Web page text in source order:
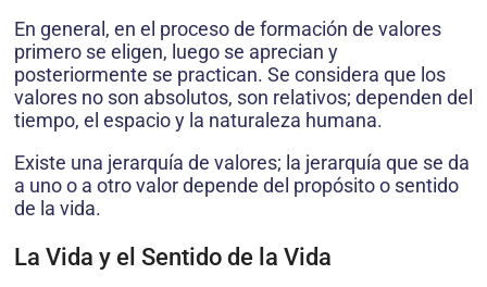
En general, en el proceso de formación de valores
primero se eligen, luego se aprecian y
posteriormente se practican. Se considera que los
valores no son absolutos, son relativos; dependen del
tiempo, el espacio y la naturaleza humana.
Existe una jerarquía de valores; la jerarquía que se da
a uno o a otro valor depende del propósito o sentido
de la vida.
La Vida y el Sentido de la Vida